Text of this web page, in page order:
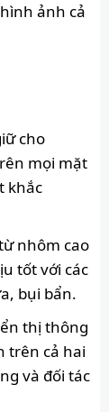
ảnh cả
cho
mọi mặt
khắc
nhôm cao
tốt với các
bụi bẩn.
thị thông
trên cả hai
và đối tác